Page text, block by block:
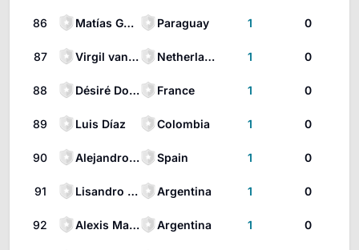
86 Matías Galarza Paraguay 1 0
87 Virgil van Dijk Netherlands 1 0
88 Désiré Doue France 1 0
89 Luis Díaz Colombia 1 0
90 Alejandro Baena Rodríguez Spain 1 0
91 Lisandro Martínez Argentina 1 0
92 Alexis Mac Allister Argentina 1 0